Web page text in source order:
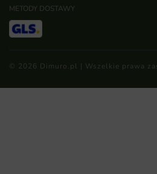
METODY DOSTAWY
© 2026 Dimuro.pl | Wszelkie prawa